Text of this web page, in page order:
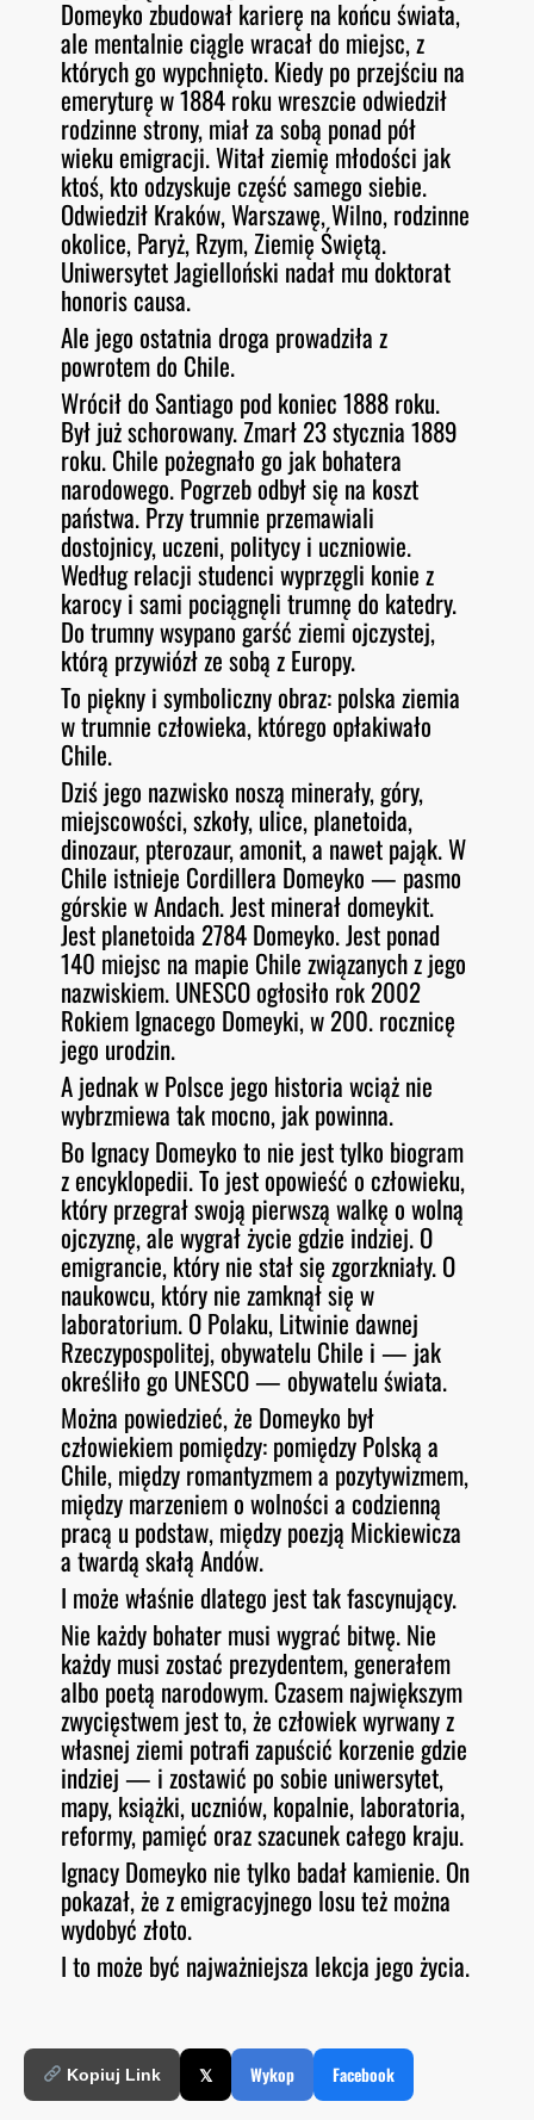
Domeyko zbudował karierę na końcu świata,
ale mentalnie ciągle wracał do miejsc, z
których go wypchnięto. Kiedy po przejściu na
emeryturę w 1884 roku wreszcie odwiedził
rodzinne strony, miał za sobą ponad pół
wieku emigracji. Witał ziemię młodości jak
ktoś, kto odzyskuje część samego siebie.
Odwiedził Kraków, Warszawę, Wilno, rodzinne
okolice, Paryż, Rzym, Ziemię Świętą.
Uniwersytet Jagielloński nadał mu doktorat
honoris causa.
Ale jego ostatnia droga prowadziła z
powrotem do Chile.
Wrócił do Santiago pod koniec 1888 roku.
Był już schorowany. Zmarł 23 stycznia 1889
roku. Chile pożegnało go jak bohatera
narodowego. Pogrzeb odbył się na koszt
państwa. Przy trumnie przemawiali
dostojnicy, uczeni, politycy i uczniowie.
Według relacji studenci wyprzęgli konie z
karocy i sami pociągnęli trumnę do katedry.
Do trumny wsypano garść ziemi ojczystej,
którą przywiózł ze sobą z Europy.
To piękny i symboliczny obraz: polska ziemia
w trumnie człowieka, którego opłakiwało
Chile.
Dziś jego nazwisko noszą minerały, góry,
miejscowości, szkoły, ulice, planetoida,
dinozaur, pterozaur, amonit, a nawet pająk. W
Chile istnieje Cordillera Domeyko — pasmo
górskie w Andach. Jest minerał domeykit.
Jest planetoida 2784 Domeyko. Jest ponad
140 miejsc na mapie Chile związanych z jego
nazwiskiem. UNESCO ogłosiło rok 2002
Rokiem Ignacego Domeyki, w 200. rocznicę
jego urodzin.
A jednak w Polsce jego historia wciąż nie
wybrzmiewa tak mocno, jak powinna.
Bo Ignacy Domeyko to nie jest tylko biogram
z encyklopedii. To jest opowieść o człowieku,
który przegrał swoją pierwszą walkę o wolną
ojczyznę, ale wygrał życie gdzie indziej. O
emigrancie, który nie stał się zgorzkniały. O
naukowcu, który nie zamknął się w
laboratorium. O Polaku, Litwinie dawnej
Rzeczypospolitej, obywatelu Chile i — jak
określiło go UNESCO — obywatelu świata.
Można powiedzieć, że Domeyko był
człowiekiem pomiędzy: pomiędzy Polską a
Chile, między romantyzmem a pozytywizmem,
między marzeniem o wolności a codzienną
pracą u podstaw, między poezją Mickiewicza
a twardą skałą Andów.
I może właśnie dlatego jest tak fascynujący.
Nie każdy bohater musi wygrać bitwę. Nie
każdy musi zostać prezydentem, generałem
albo poetą narodowym. Czasem największym
zwycięstwem jest to, że człowiek wyrwany z
własnej ziemi potrafi zapuścić korzenie gdzie
indziej — i zostawić po sobie uniwersytet,
mapy, książki, uczniów, kopalnie, laboratoria,
reformy, pamięć oraz szacunek całego kraju.
Ignacy Domeyko nie tylko badał kamienie. On
pokazał, że z emigracyjnego losu też można
wydobyć złoto.
I to może być najważniejsza lekcja jego życia.
Kopiuj Link 𝕏 Wykop Facebook